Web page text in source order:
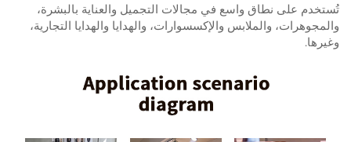
تُستخدم على نطاق واسع في مجالات التجميل والعناية بالبشرة،
والمجوهرات، والملابس والإكسسوارات، والهدايا والهدايا التجارية،
وغيرها.